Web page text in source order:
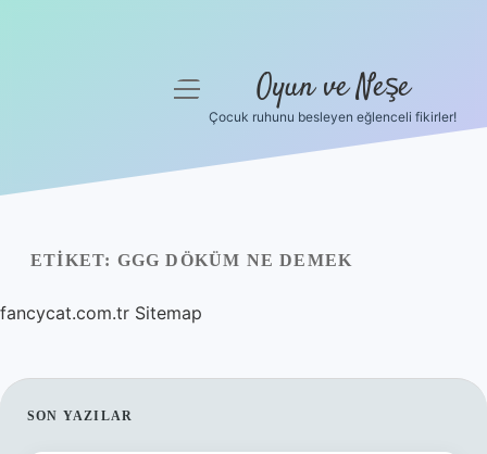
Yasal Uyarı
Hakkımızda
menüyü
Oyun ve Neşe
Çocuk ruhunu besleyen eğlenceli fikirler!
ETIKET: GGG DÖKÜM NE DEMEK
fancycat.com.tr Sitemap
SIDEBAR
SON YAZILAR